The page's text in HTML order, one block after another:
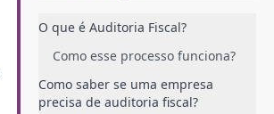
O que é Auditoria Fiscal?
Como esse processo funciona?
Como saber se uma empresa
precisa de auditoria fiscal?